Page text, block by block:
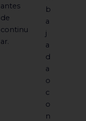
antes
de
continu
ar.
b
a
j
a
d
a
o
c
o
n